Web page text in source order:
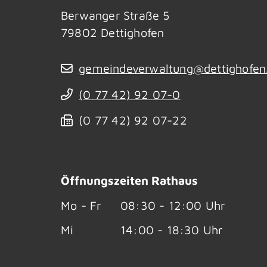
Berwanger Straße 5
79802 Dettighofen
(0 77 42) 92 07-0
(0 77 42) 92 07-22
Öffnungszeiten Rathaus
Mo - Fr
08:30 - 12:00 Uhr
Mi
14:00 - 18:30 Uhr